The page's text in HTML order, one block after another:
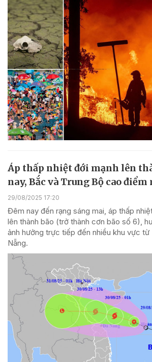
Áp thấp nhiệt đới mạnh lên
nay, Bắc và Trung Bộ cao điểm
29/08/2025 17:20
Đêm nay đến rạng sáng mai, áp thấp
lên thành bão (trở thành cơn bão số 6),
ảnh hưởng trực tiếp đến nhiều khu vực
Nẵng.